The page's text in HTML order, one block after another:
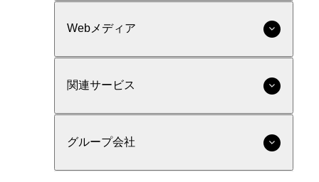
Webメディア
関連サービス
グループ会社